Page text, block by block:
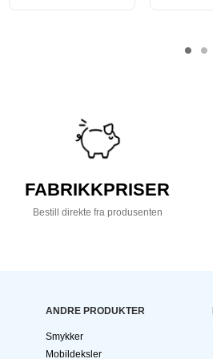
FABRIKKPRISER
Bestill direkte fra produsenten
ANDRE PRODUKTER
Smykker
Mobildeksler